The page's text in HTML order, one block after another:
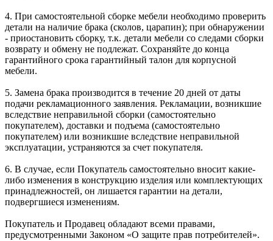
4. При самостоятельной сборке мебели необходимо проверить
детали на наличие брака (сколов, царапин); при обнаружении
- приостановить сборку, т.к. детали мебели со следами сборки
возврату и обмену не подлежат. Сохраняйте до конца
гарантийного срока гарантийный талон для корпусной
мебели.
5. Замена брака производится в течение 20 дней от даты
подачи рекламационного заявления. Рекламации, возникшие
вследствие неправильной сборки (самостоятельно
покупателем), доставки и подъема (самостоятельно
покупателем) или возникшие вследствие неправильной
эксплуатации, устраняются за счет покупателя.
6. В случае, если Покупатель самостоятельно вносит какие-
либо изменения в конструкцию изделия или комплектующих
принадлежностей, он лишается гарантии на детали,
подвергшиеся изменениям.
Покупатель и Продавец обладают всеми правами,
предусмотренными Законом «О защите прав потребителей».